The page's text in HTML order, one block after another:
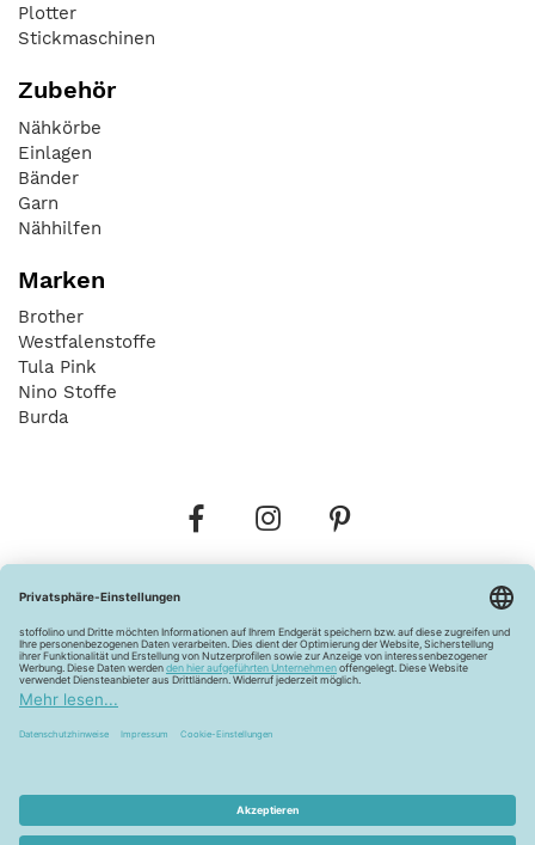
Plotter
Stickmaschinen
Zubehör
Nähkörbe
Einlagen
Bänder
Garn
Nähhilfen
Marken
Brother
Westfalenstoffe
Tula Pink
Nino Stoffe
Burda
Widerrufsbelehrung Vertrag widerrufen
Barrierefreiheitserklärung
Pflegehinweise